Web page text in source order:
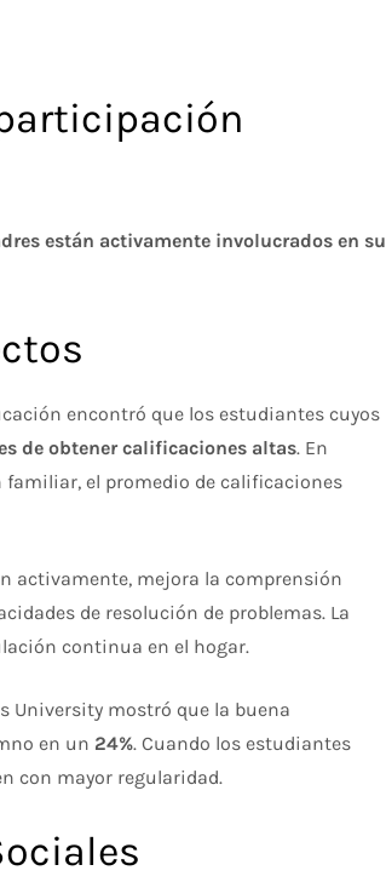
están activamente involucrados en su
encontró que los estudiantes cuyos
de obtener calificaciones altas. En
el promedio de calificaciones
activamente, mejora la comprensión
de resolución de problemas. La
continua en el hogar.​
University mostró que la buena
en un 24%. Cuando los estudiantes
con mayor regularidad.​